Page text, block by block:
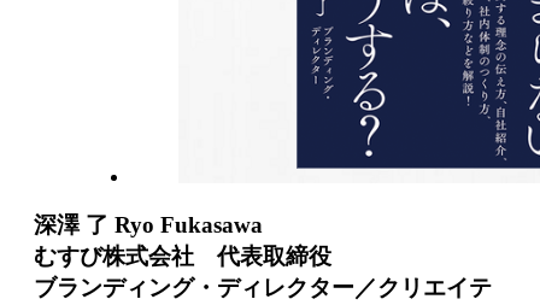
深澤 了 Ryo Fukasawa
むすび株式会社 代表取締役
ブランディング・ディレクター／クリエイテ